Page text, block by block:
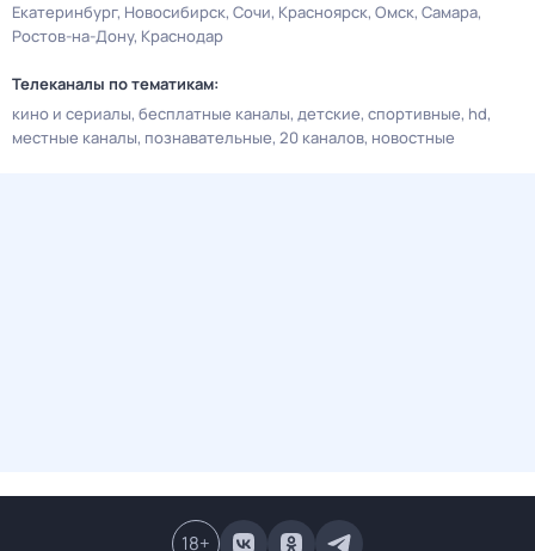
Екатеринбург Новосибирск Сочи Красноярск Омск Самара
Ростов-на-Дону Краснодар
Телеканалы по тематикам:
кино и сериалы бесплатные каналы детские спортивные hd
местные каналы познавательные 20 каналов новостные
18+